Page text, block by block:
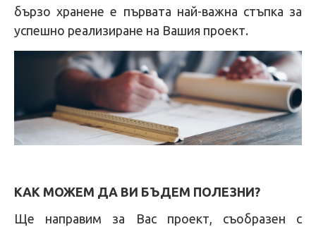
бързо хранене е първата най-важна стъпка за
успешно реализиране на Вашия проект.
КАК МОЖЕМ ДА ВИ БЪДЕМ ПОЛЕЗНИ?
Ще направим за Вас проект, съобразен с